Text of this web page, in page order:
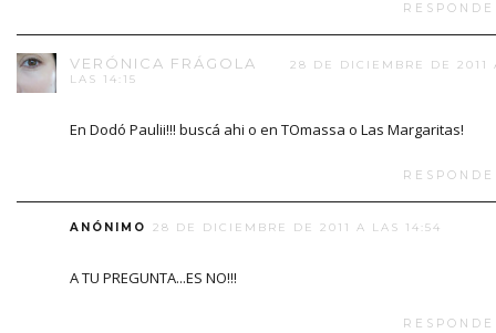
VERÓNICA FRÁGOLA
28 DE DICIEMBRE DE 2011
LAS 14:15
En Dodó Paulii!!! buscá ahi o en TOmassa o Las Margaritas!
ANÓNIMO 28 DE DICIEMBRE DE 2011 A LAS 14:54
A TU PREGUNTA...ES NO!!!